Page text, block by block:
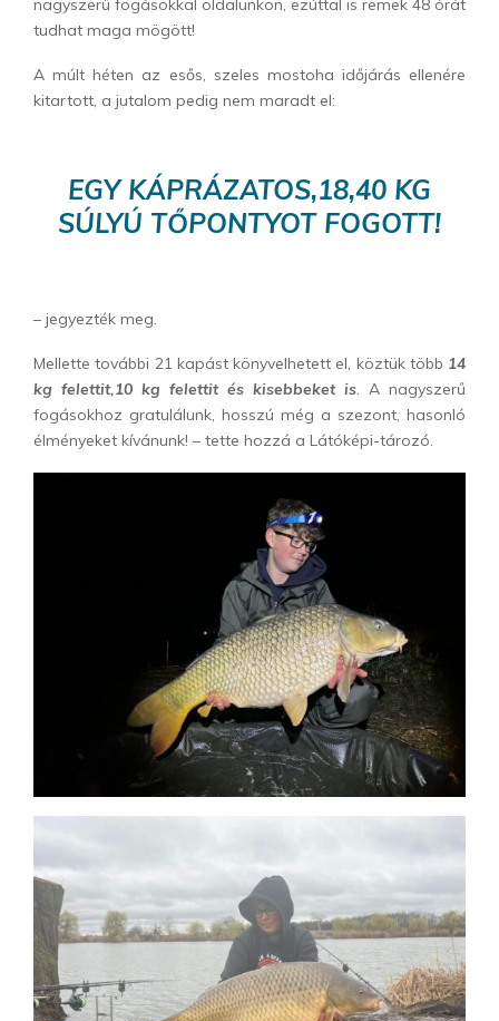
tudhat maga mögött!
A múlt héten az esős, szeles mostoha időjárás ellenére
kitartott, a jutalom pedig nem maradt el:
EGY KÁPRÁZATOS,18,40 KG
SÚLYÚ TŐPONTYOT FOGOTT!
– jegyezték meg.
Mellette további 21 kapást könyvelhetett el, köztük több 14
kg felettit,10 kg felettit és kisebbeket is . A nagyszerű
fogásokhoz gratulálunk, hosszú még a szezont, hasonló
élményeket kívánunk! – tette hozzá a Látóképi-tározó.